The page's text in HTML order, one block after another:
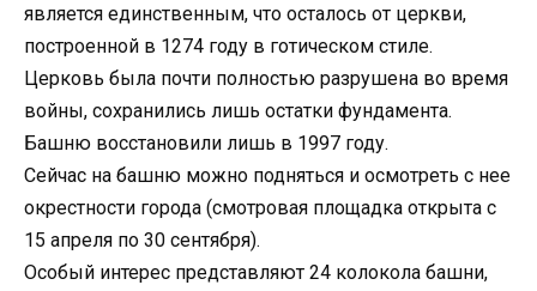
является единственным, что осталось от церкви,
построенной в 1274 году в готическом стиле.
Церковь была почти полностью разрушена во время
войны, сохранились лишь остатки фундамента.
Башню восстановили лишь в 1997 году.
Сейчас на башню можно подняться и осмотреть с нее
окрестности города (смотровая площадка открыта с
15 апреля по 30 сентября).
Особый интерес представляют 24 колокола башни,